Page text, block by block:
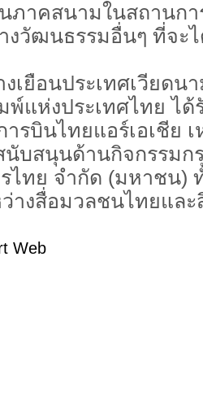
ภาคสนามในสถานก
งวัฒนธรรมอื่นๆ ที่จะ
ยือนประเทศเวียดน
แห่งประเทศไทย ได้
ารบินไทยแอร์เอเชีย
นับสนุนด้านกิจกรรม
ไทย จำกัด (มหาชน)
างสื่อมวลชนไทยแล
Web